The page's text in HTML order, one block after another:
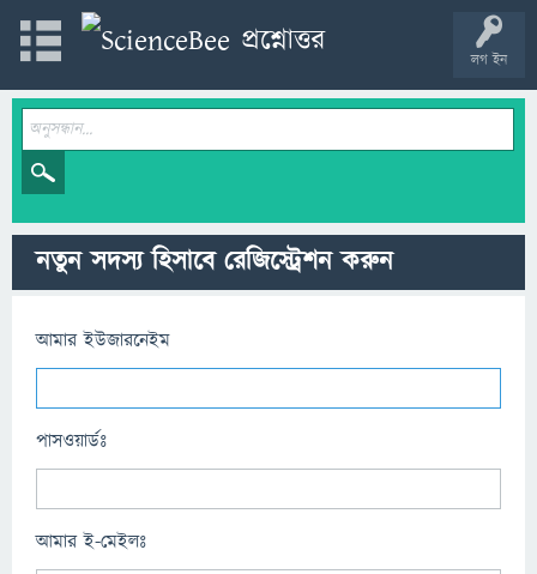
লগ ইন
নতুন সদস্য হিসাবে রেজিস্ট্রেশন করুন
আমার ইউজারনেইম
পাসওয়ার্ডঃ
আমার ই-মেইলঃ